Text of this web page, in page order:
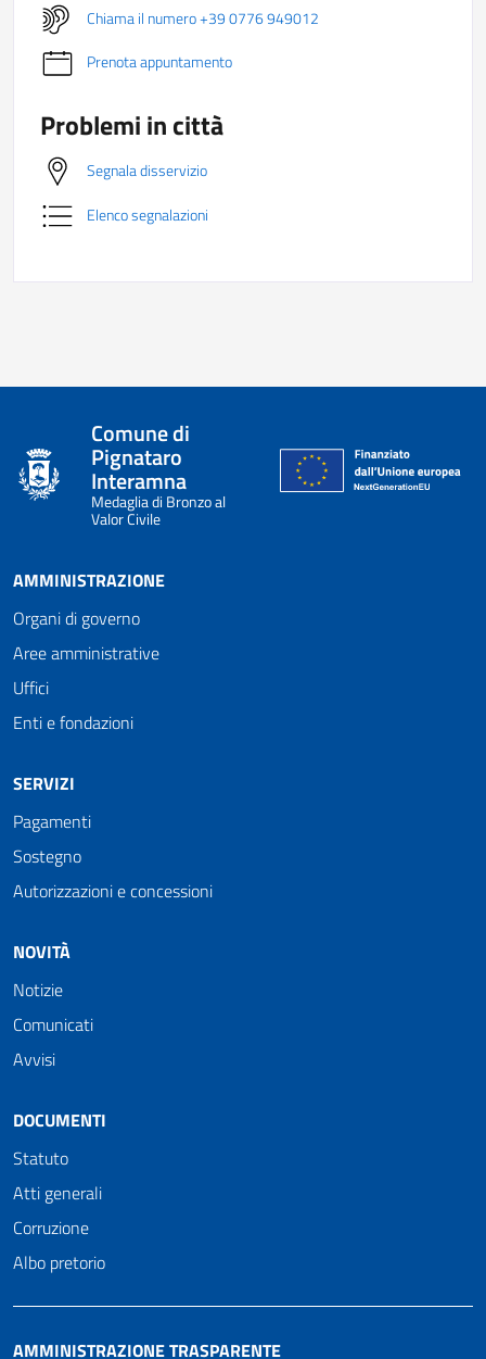
Chiama il numero +39 0776 949012
Prenota appuntamento
Problemi in città
Segnala disservizio
Elenco segnalazioni
Comune di
Pignataro
Interamna
Medaglia di Bronzo al
Valor Civile
AMMINISTRAZIONE
Organi di governo
Aree amministrative
Uffici
Enti e fondazioni
SERVIZI
Pagamenti
Sostegno
Autorizzazioni e concessioni
NOVITÀ
Notizie
Comunicati
Avvisi
DOCUMENTI
Statuto
Atti generali
Corruzione
Albo pretorio
AMMINISTRAZIONE TRASPARENTE